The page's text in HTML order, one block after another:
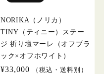
NORIKA（ノリカ）
TINY（ティニー）ステー
ジ 祈り壇マーレ（オフブラ
ック×オフホワイト）
通
¥33,000 （税込・送料別）